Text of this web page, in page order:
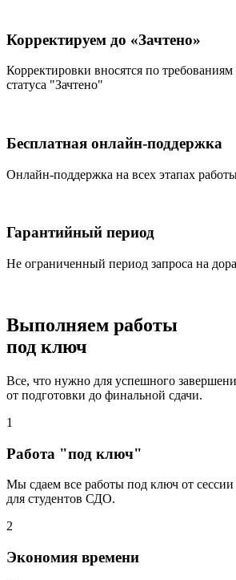
Корректируем до «Зачтено»
Корректировки вносятся по требованиям
статуса "Зачтено"
Бесплатная онлайн-поддержка
Онлайн-поддержка на всех этапах
Гарантийный период
Не ограниченный период запроса на
Выполняем работы
под ключ
Все, что нужно для успешного
от подготовки до финальной сдачи.
1
Работа "под ключ"
Мы сдаем все работы под ключ от сессии
для студентов СДО.
2
Экономия времени